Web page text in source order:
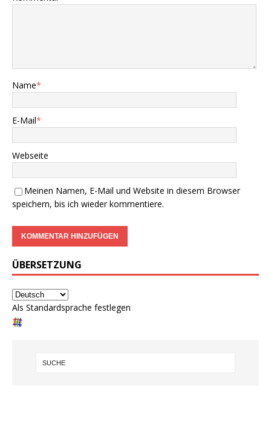
Name*
E-Mail*
Webseite
Meinen Namen, E-Mail und Website in diesem Browser
speichern, bis ich wieder kommentiere.
ÜBERSETZUNG
Als Standardsprache festlegen